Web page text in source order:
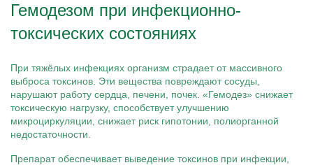
Гемодезом при инфекционно-
токсических состояниях
При тяжёлых инфекциях организм страдает от массивного
выброса токсинов. Эти вещества повреждают сосуды,
нарушают работу сердца, печени, почек. «Гемодез» снижает
токсическую нагрузку, способствует улучшению
микроциркуляции, снижает риск гипотонии, полиорганной
недостаточности.
Препарат обеспечивает выведение токсинов при инфекции,